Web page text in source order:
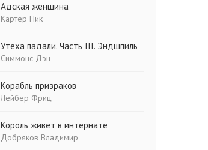
Адская женщина
Картер Ник
Утеха падали. Часть III. Эндшпиль
Симмонс Дэн
Корабль призраков
Лейбер Фриц
Король живет в интернате
Добряков Владимир